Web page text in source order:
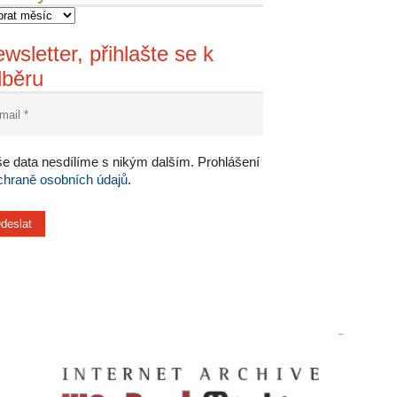
přihlašte se k
data nesdílíme s nikým dalším. Prohlášení
osobních údajů.